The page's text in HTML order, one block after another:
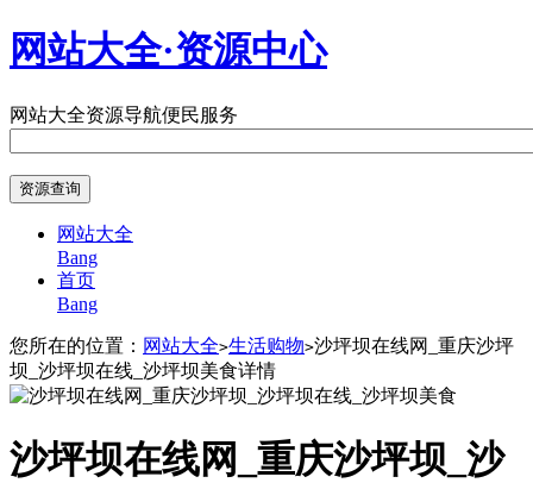
网站大全·资源中心
网站大全资源导航便民服务
网站大全
Bang
首页
Bang
您所在的位置： 网站大全>生活购物>沙坪坝在线网_重庆沙坪
坝_沙坪坝在线_沙坪坝美食详情
沙坪坝在线网_重庆沙坪坝_沙